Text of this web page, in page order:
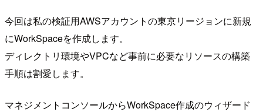
今回は私の検証用AWSアカウントの東京リージョンに新規
にWorkSpaceを作成します。
ディレクトリ環境やVPCなど事前に必要なリソースの構築
手順は割愛します。
マネジメントコンソールからWorkSpace作成のウィザード